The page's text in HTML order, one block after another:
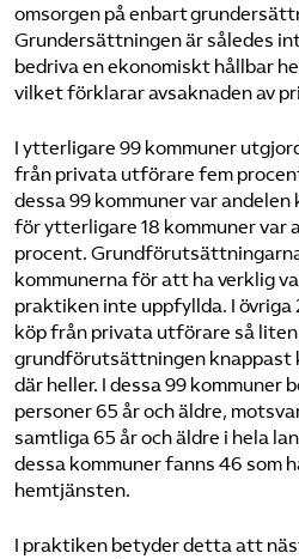
omsorgen på enbart
Grundersättningen är således
bedriva en ekonomiskt hållbar
vilket förklarar avsaknaden av
I ytterligare 99 kommuner
från privata utförare fem
dessa 99 kommuner var andelen
för ytterligare 18 kommuner var
procent. Grundförutsättningarna
kommunerna för att ha verklig
praktiken inte uppfyllda. I övriga
köp från privata utförare så
grundförutsättningen knappast
där heller. I dessa 99
personer 65 år och äldre,
samtliga 65 år och äldre i hela
dessa kommuner fanns 46 som
hemtjänsten.
I praktiken betyder detta att